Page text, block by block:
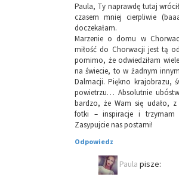
Paula, Ty naprawdę tutaj
czasem mniej cierpliwie
doczekałam.
Marzenie o domu w
miłość do Chorwacji jest tą
pomimo, że odwiedziłam
na świecie, to w żadnym
Dalmacji. Piękno krajobrazu,
powietrzu… Absolutnie
bardzo, że Wam się udało, z
fotki – inspiracje i trzymam
Zasypujcie nas postami!
Odpowiedz
Paula pisze: